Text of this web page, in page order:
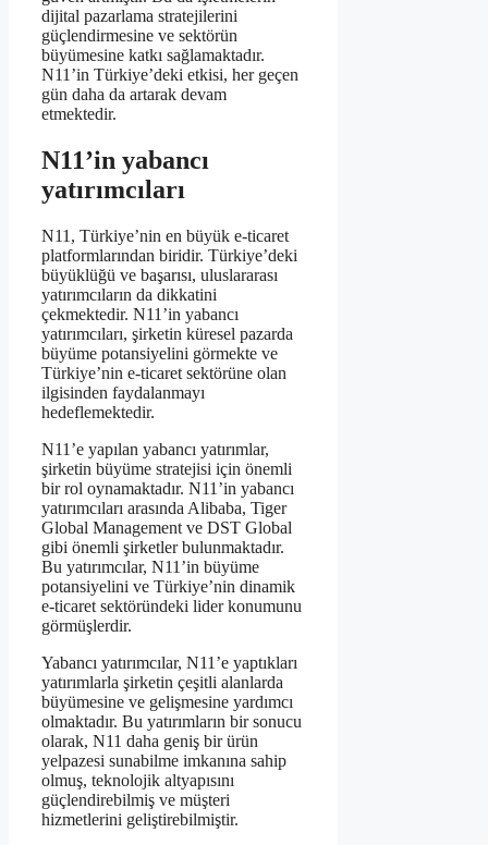
dijital pazarlama stratejilerini
güçlendirmesine ve sektörün
büyümesine katkı sağlamaktadır.
N11’in Türkiye’deki etkisi, her geçen
gün daha da artarak devam
etmektedir.
N11’in yabancı
yatırımcıları
N11, Türkiye’nin en büyük e-ticaret
platformlarından biridir. Türkiye’deki
büyüklüğü ve başarısı, uluslararası
yatırımcıların da dikkatini
çekmektedir. N11’in yabancı
yatırımcıları, şirketin küresel pazarda
büyüme potansiyelini görmekte ve
Türkiye’nin e-ticaret sektörüne olan
ilgisinden faydalanmayı
hedeflemektedir.
N11’e yapılan yabancı yatırımlar,
şirketin büyüme stratejisi için önemli
bir rol oynamaktadır. N11’in yabancı
yatırımcıları arasında Alibaba, Tiger
Global Management ve DST Global
gibi önemli şirketler bulunmaktadır.
Bu yatırımcılar, N11’in büyüme
potansiyelini ve Türkiye’nin dinamik
e-ticaret sektöründeki lider konumunu
görmüşlerdir.
Yabancı yatırımcılar, N11’e yaptıkları
yatırımlarla şirketin çeşitli alanlarda
büyümesine ve gelişmesine yardımcı
olmaktadır. Bu yatırımların bir sonucu
olarak, N11 daha geniş bir ürün
yelpazesi sunabilme imkanına sahip
olmuş, teknolojik altyapısını
güçlendirebilmiş ve müşteri
hizmetlerini geliştirebilmiştir.